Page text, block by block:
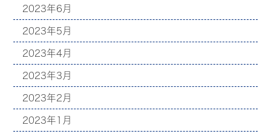
2023年6月
2023年5月
2023年4月
2023年3月
2023年2月
2023年1月